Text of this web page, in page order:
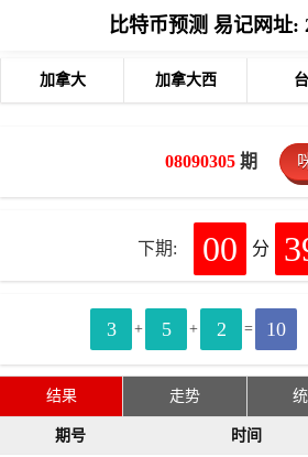
比特币预测 易记网址:
加拿大 加拿大西
08090305 期
下期: 00 分
3 + 5 + 2 = 10
结果 走势
期号 时间